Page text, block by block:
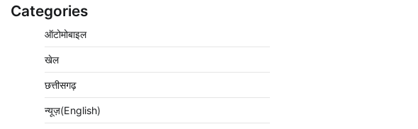
Categories
ऑटोमोबाइल
खेल
छत्तीसगढ़
न्यूज़(English)